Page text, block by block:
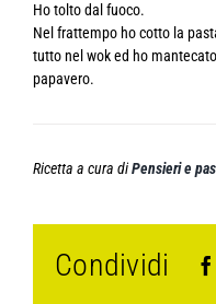
Ho tolto dal fuoco.
Nel frattempo ho cotto la
tutto nel wok ed ho
papavero.
Ricetta a cura diPensieri e
Condividi